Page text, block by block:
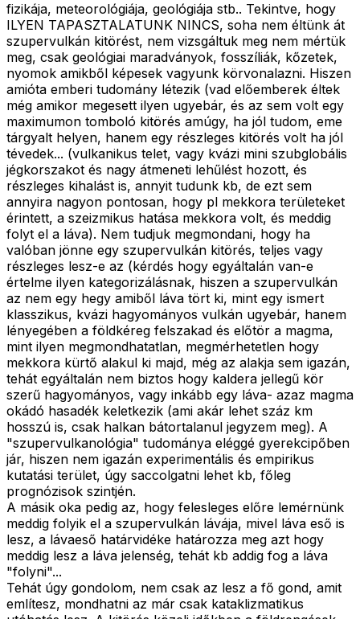
fizikája, meteorológiája, geológiája stb.. Tekintve, hogy
ILYEN TAPASZTALATUNK NINCS, soha nem éltünk át
szupervulkán kitörést, nem vizsgáltuk meg nem mértük
meg, csak geológiai maradványok, fosszíliák, kőzetek,
nyomok amikből képesek vagyunk körvonalazni. Hiszen
amióta emberi tudomány létezik (vad előemberek éltek
még amikor megesett ilyen ugyebár, és az sem volt egy
maximumon tomboló kitörés amúgy, ha jól tudom, eme
tárgyalt helyen, hanem egy részleges kitörés volt ha jól
tévedek... (vulkanikus telet, vagy kvázi mini szubglobális
jégkorszakot és nagy átmeneti lehűlést hozott, és
részleges kihalást is, annyit tudunk kb, de ezt sem
annyira nagyon pontosan, hogy pl mekkora területeket
érintett, a szeizmikus hatása mekkora volt, és meddig
folyt el a láva). Nem tudjuk megmondani, hogy ha
valóban jönne egy szupervulkán kitörés, teljes vagy
részleges lesz-e az (kérdés hogy egyáltalán van-e
értelme ilyen kategorizálásnak, hiszen a szupervulkán
az nem egy hegy amiből láva tört ki, mint egy ismert
klasszikus, kvázi hagyományos vulkán ugyebár, hanem
lényegében a földkéreg felszakad és előtör a magma,
mint ilyen megmondhatatlan, megmérhetetlen hogy
mekkora kürtő alakul ki majd, még az alakja sem igazán,
tehát egyáltalán nem biztos hogy kaldera jellegű kör
szerű hagyományos, vagy inkább egy láva- azaz magma
okádó hasadék keletkezik (ami akár lehet száz km
hosszú is, csak halkan bátortalanul jegyzem meg). A
"szupervulkanológia" tudománya eléggé gyerekcipőben
jár, hiszen nem igazán experimentális és empirikus
kutatási terület, úgy saccolgatni lehet kb, főleg
prognózisok szintjén.
A másik oka pedig az, hogy felesleges előre lemérnünk
meddig folyik el a szupervulkán lávája, mivel láva eső is
lesz, a lávaeső határvidéke határozza meg azt hogy
meddig lesz a láva jelenség, tehát kb addig fog a láva
"folyni"...
Tehát úgy gondolom, nem csak az lesz a fő gond, amit
említesz, mondhatni az már csak kataklizmatikus